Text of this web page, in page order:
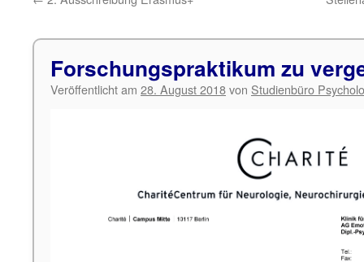
Forschungspraktikum zu
Veröffentlicht am 28. August 2018von Studienbüro